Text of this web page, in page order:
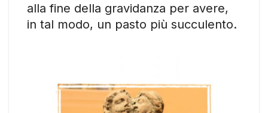
alla fine della gravidanza per avere,
in tal modo, un pasto più succulento.